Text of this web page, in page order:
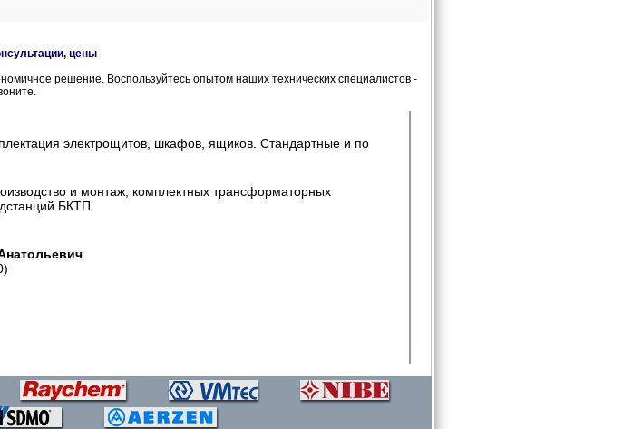
цены
решение. Воспользуйтесь опытом наших технических специалистов -
электрощитов, шкафов, ящиков. Стандартные и по
и монтаж, комплектных трансформаторных
БКТП.